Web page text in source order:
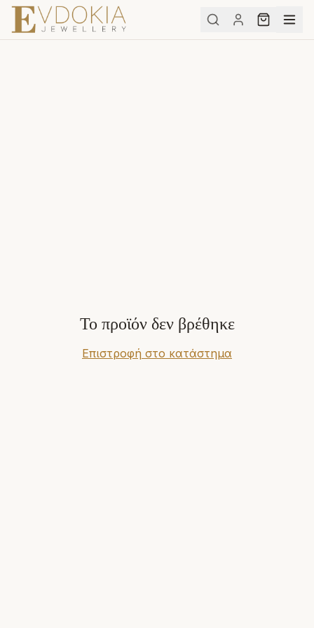
Το προϊόν δεν βρέθηκε
Επιστροφή στο κατάστημα